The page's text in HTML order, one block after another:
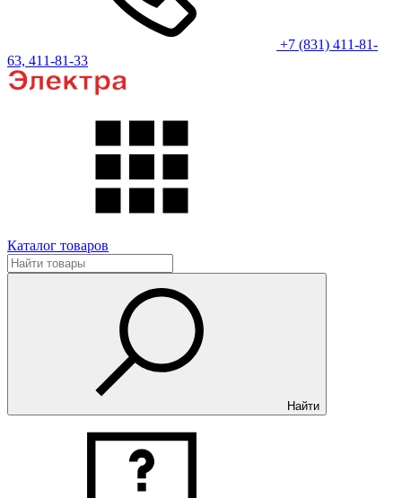
+7 (831) 411-81-
63, 411-81-33
Каталог товаров
Найти